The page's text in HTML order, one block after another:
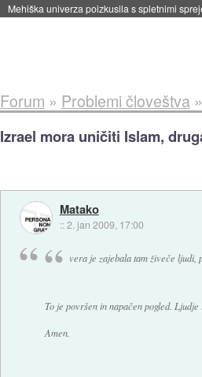
Evropska vesoljska agencija razvija svojo
Forum » Problemi človeštva»
Izrael mora uničiti Islam,
Matako
::2. jan 2009, 17:00
vera je zajebala tam živeče ljudi,
To je površen in napačen pogled.
Amen.